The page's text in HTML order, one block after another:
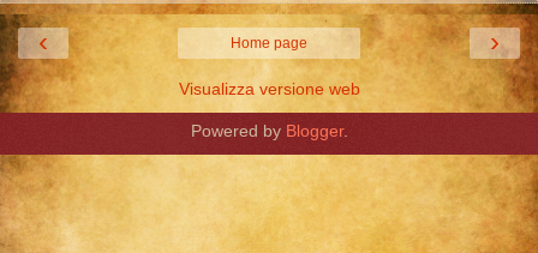
‹ ›
Home page
Visualizza versione web
Powered by Blogger.